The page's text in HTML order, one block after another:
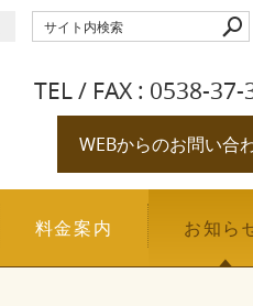
TEL / FAX : 0538-37-
WEBからのお問い合
料金案内 お知ら